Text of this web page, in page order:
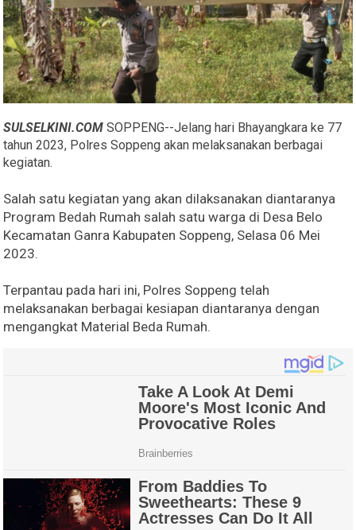
SULSELKINI.COM SOPPENG--Jelang hari Bhayangkara ke 77
tahun 2023, Polres Soppeng akan melaksanakan berbagai
kegiatan.
Salah satu kegiatan yang akan dilaksanakan diantaranya
Program Bedah Rumah salah satu warga di Desa Belo
Kecamatan Ganra Kabupaten Soppeng, Selasa 06 Mei
2023.
Terpantau pada hari ini, Polres Soppeng telah
melaksanakan berbagai kesiapan diantaranya dengan
mengangkat Material Beda Rumah.